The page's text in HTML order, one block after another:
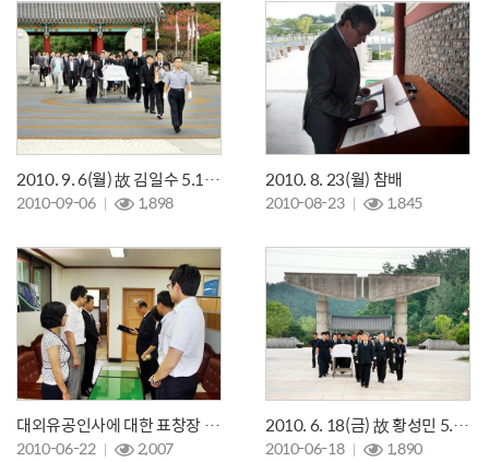
2010. 9. 6(월) 故 김일수 5.18민주유공자 안장식 거행
2010-09-06
1,898
2010. 8. 23(월) 참배
2010-08-23
1,845
대외유공인사에 대한 표창장 수여식
2010-06-22
2,007
2010. 6. 18(금) 故 황성민 5.18유공자님 안장식
2010-06-18
1,890